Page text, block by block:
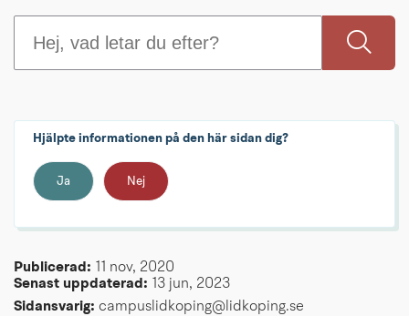
Hjälpte informationen på den här sidan dig?
Ja Nej
Publicerad:
11 nov, 2020
Senast uppdaterad:
13 jun, 2023
Sidansvarig: campuslidkoping@lidkoping.se